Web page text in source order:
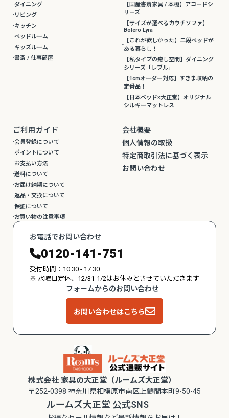
ダイニング
リビング
キッチン
ベッドルーム
キッズルーム
書斎 / 仕事部屋
【国産書斎家具 / 本棚】アコードシ
リーズ
【サイズが選べるカウチソファ】
Bolero Lyra
【これが欲しかった】二段ベッドが
ある暮らし！
【私タイプの癒し空間】ダイニング
シリーズ「レブル」
【1cmオーダー対応】すきま収納の
定番品！
【日本ベッド×大正堂】オリジナル
シルキーマットレス
ご利用ガイド
会員登録について
ポイントについて
お支払い方法
送料について
お届け納期について
返品・交換について
保証について
お買い物の注意事項
会社概要
個人情報の取扱
特定商取引法に基づく表示
お問い合わせ
お電話でお問い合わせ
0120-141-751
受付時間：10:30 - 17:30
※ 水曜日定休、12/31-1/2はお休みとさせていただきます
フォームからのお問い合わせ
お問い合わせはこちら
株式会社 家具の大正堂（ルームズ大正堂）
〒252-0398 神奈川県相模原市南区上鶴間本町9-50-45
ルームズ大正堂 公式SNS